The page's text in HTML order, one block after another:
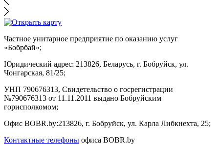
Частное унитарное предприятие по оказанию услуг
«Бобрбай»;
Юридический адрес: 213826, Беларусь, г. Бобруйск, ул.
Чонгарская, 81/25;
УНП 790676313, Свидетельство о госрегистрации
№790676313 от 11.11.2011 выдано Бобруйским
горисполкомом;
Офис BOBR.by:213826, г. Бобруйск, ул. Карла Либкнехта, 25;
Контактные телефоны офиса BOBR.by